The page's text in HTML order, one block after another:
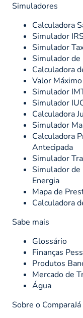
Simuladores
Calculadora
Simulador
Simulador
Simulador de
Calculadora
Valor
Simulador
Simulador
Calculadora
Simulador
Calculadora
Antecipada
Simulador
Simulador de
Energia
Mapa de
Calculadora
Sabe mais
Glossário
Finanças
Produtos
Mercado de
Água
Sobre o ComparaJá